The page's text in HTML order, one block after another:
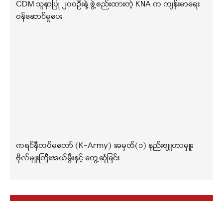
CDM သူနာပြု ၂၀၀ဦးနဲ့ ဖွဲ့စည်းထားတဲ့ KNA က ကျန်းမာရေး
ဝန်ဆောင်မှုပေး
ကရင်နီတပ်မတော် (K-Army) အမှတ်(၁) နည်းဗျူဟာမှူး
ဗိုလ်မှူးကြီးအယ်မွီးနှင့် တွေ့ဆုံခြင်း